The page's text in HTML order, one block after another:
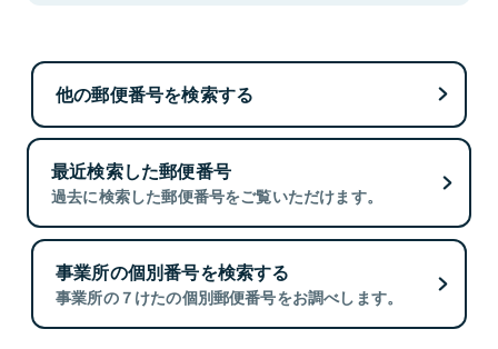
他の郵便番号を検索する
最近検索した郵便番号
過去に検索した郵便番号をご覧いただけます。
事業所の個別番号を検索する
事業所の７けたの個別郵便番号をお調べします。